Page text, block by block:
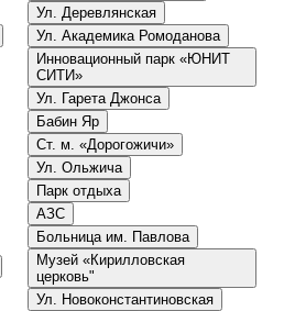
Ул. Деревлянская
Ул. Академика Ромоданова
Инновационный парк «ЮНИТ
СИТИ»
Ул. Гарета Джонса
Бабин Яр
Ст. м. «Дорогожичи»
Ул. Ольжича
Парк отдыха
АЗС
Больница им. Павлова
Музей «Кирилловская
церковь"
Ул. Новоконстантиновская